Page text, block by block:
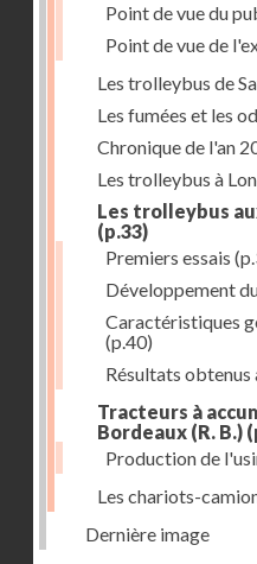
Point de vue du
Point de vue de
Les trolleybus de
Les fumées et les
Chronique de l'an
Les trolleybus à
Les trolleybus
(p.33)
Premiers essais
Développement
Caractéristiques
(p.40)
Résultats
Tracteurs à
Bordeaux (R. B.)
Production de
Les chariots-
Dernière image